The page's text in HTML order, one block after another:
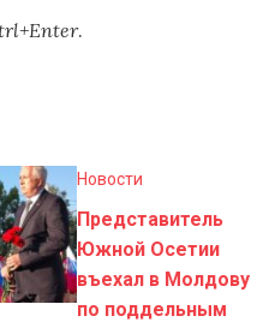
.
Новости
Представитель
Южной Осетии
въехал в Молдову
по поддельным